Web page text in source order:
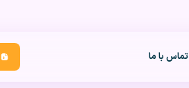
تماس با ما